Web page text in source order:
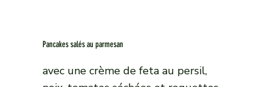
Pancakes salés au parmesan
avec une crème de feta au persil,